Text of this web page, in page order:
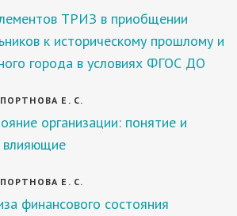
ТРИЗ в приобщении
к историческому прошлому и
города в условиях ФГОС ДО
Е. С.
организации: понятие и
влияющие
Е. С.
финансового состояния